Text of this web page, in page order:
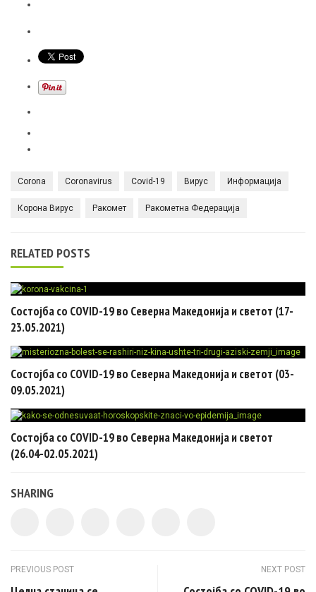
Corona Coronavirus Covid-19 Вирус Информација
Корона Вирус Ракомет Ракометна Федерација
RELATED POSTS
Состојба со COVID-19 во Северна Македонија и светот (17-
23.05.2021)
Состојба со COVID-19 во Северна Македонија и светот (03-
09.05.2021)
Состојба со COVID-19 во Северна Македонија и светот
(26.04-02.05.2021)
SHARING
Post navigation
PREVIOUS POST NEXT POST